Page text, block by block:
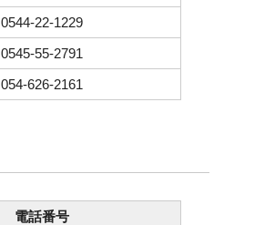
0544-22-1229
0545-55-2791
054-626-2161
電話番号